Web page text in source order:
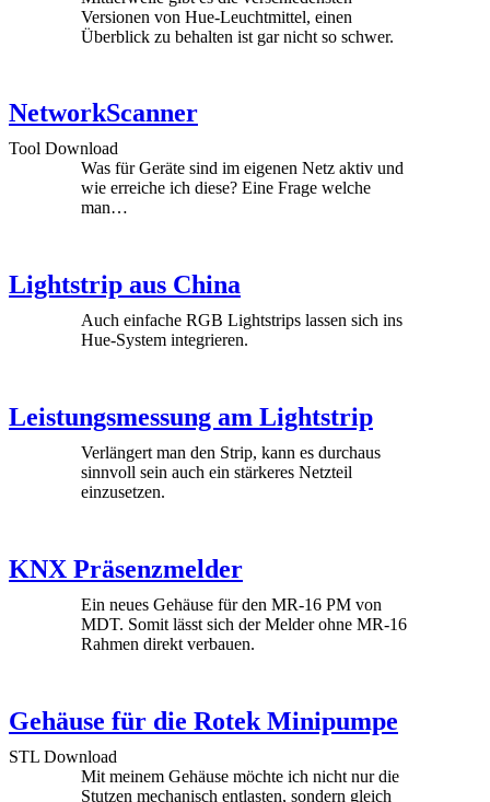
Versionen von Hue-Leuchtmittel, einen
Überblick zu behalten ist gar nicht so schwer.
NetworkScanner
Tool Download
Was für Geräte sind im eigenen Netz aktiv und
wie erreiche ich diese? Eine Frage welche
man…
Lightstrip aus China
Auch einfache RGB Lightstrips lassen sich ins
Hue-System integrieren.
Leistungsmessung am Lightstrip
Verlängert man den Strip, kann es durchaus
sinnvoll sein auch ein stärkeres Netzteil
einzusetzen.
KNX Präsenzmelder
Ein neues Gehäuse für den MR-16 PM von
MDT. Somit lässt sich der Melder ohne MR-16
Rahmen direkt verbauen.
Gehäuse für die Rotek Minipumpe
STL Download
Mit meinem Gehäuse möchte ich nicht nur die
Stutzen mechanisch entlasten, sondern gleich